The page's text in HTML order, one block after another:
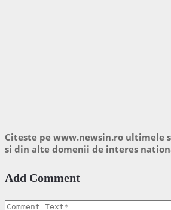
Citeste pe www.newsin.ro ultimele
si din alte domenii de interes
Add Comment